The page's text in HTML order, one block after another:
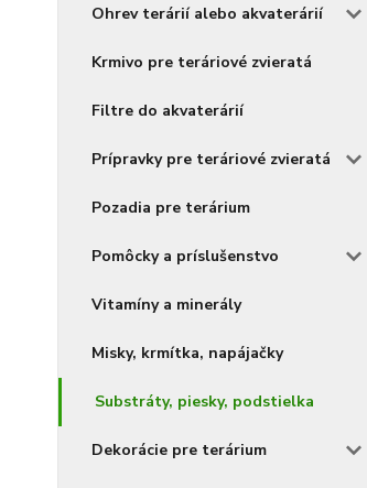
Ohrev terárií alebo akvaterárií
Krmivo pre teráriové zvieratá
Filtre do akvaterárií
Prípravky pre teráriové zvieratá
Pozadia pre terárium
Pomôcky a príslušenstvo
Vitamíny a minerály
Misky, krmítka, napájačky
Substráty, piesky, podstielka
Dekorácie pre terárium